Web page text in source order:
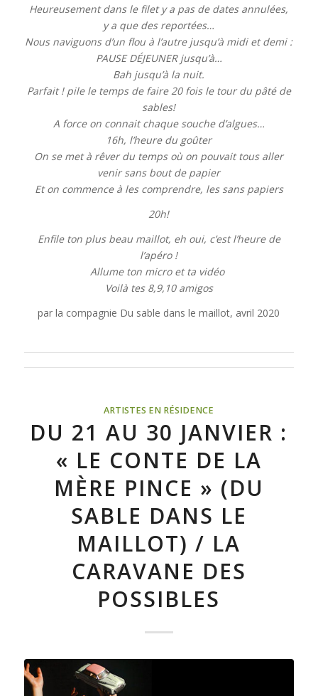
Heureusement dans le filet y a pas de dates annulées,
y a que des reportées…
Nous naviguons d’un flou à l’autre jusqu’à midi et demi :
PAUSE DÉJEUNER jusqu’à…
Bah jusqu’à la nuit.
Parfait ! pile le temps de faire 20 fois le tour du pâté de
sables!
A force on connait chaque souche d’algues…
16h, l’heure du goûter
On se met à rêver du temps où on pouvait tous aller
venir sans bout de papier
Et on commence à les comprendre, les sans papiers
20h!
Enfile ton plus beau maillot, eh oui, c’est l’heure de
l’apéro !
Allume ton micro et ta vidéo
Voilà tes 8,9,10 amigos
par la compagnie Du sable dans le maillot, avril 2020
ARTISTES EN RÉSIDENCE
DU 21 AU 30 JANVIER :
« LE CONTE DE LA
MÈRE PINCE » (DU
SABLE DANS LE
MAILLOT) / LA
CARAVANE DES
POSSIBLES